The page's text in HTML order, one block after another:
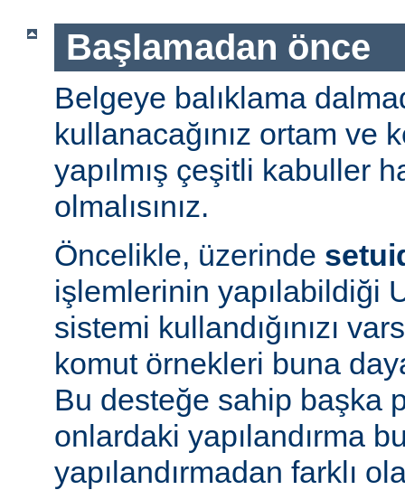
Başlamadan önce
Belgeye balıklama
kullanacağınız ortam ve
yapılmış çeşitli kabuller
olmalısınız.
Öncelikle, üzerinde
işlemlerinin yapılabildiği
sistemi kullandığınızı
komut örnekleri buna
Bu desteğe sahip başka
onlardaki yapılandırma
yapılandırmadan farklı